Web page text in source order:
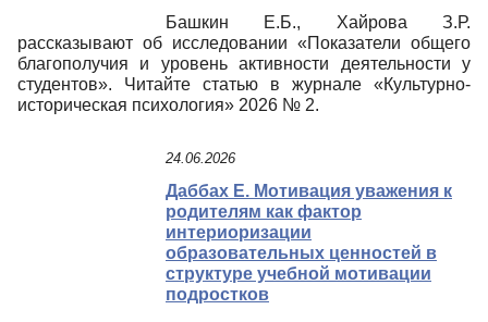
Башкин Е.Б., Хайрова З.Р.
рассказывают об исследовании «Показатели общего
благополучия и уровень активности деятельности у
студентов». Читайте статью в журнале «Культурно-
историческая психология» 2026 № 2.
24.06.2026
Даббах Е. Мотивация уважения к
родителям как фактор
интериоризации
образовательных ценностей в
структуре учебной мотивации
подростков